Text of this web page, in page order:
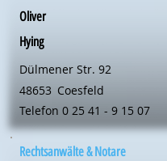
Oliver
Hying
Dülmener Str. 92
48653 Coesfeld
Telefon 0 25 41 - 9 15 07
Rechtsanwälte & Notare